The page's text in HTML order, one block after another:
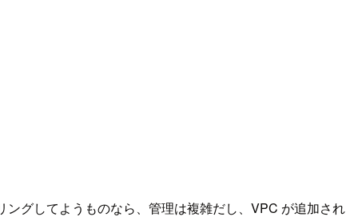
グしてようものなら、管理は複雑だし、VPC が追加され